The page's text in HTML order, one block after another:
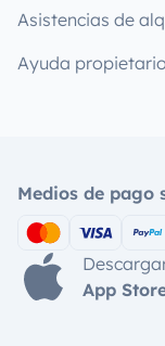
Asistencias de
Ayuda propietario
Medios de pago
App